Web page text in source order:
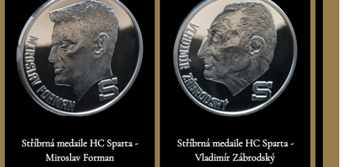
Stříbrná medaile HC Sparta -
Miroslav Forman
Stříbrná medaile HC Sparta -
Vladimír Zábrodský